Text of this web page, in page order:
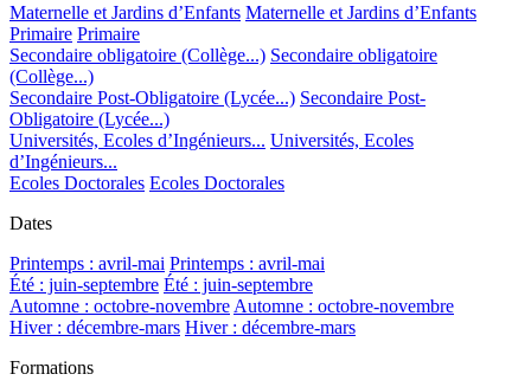
Maternelle et Jardins d’Enfants Maternelle et Jardins d’Enfants
Primaire Primaire
Secondaire obligatoire (Collège...) Secondaire obligatoire
(Collège...)
Secondaire Post-Obligatoire (Lycée...) Secondaire Post-
Obligatoire (Lycée...)
Universités, Ecoles d’Ingénieurs... Universités, Ecoles
d’Ingénieurs...
Ecoles Doctorales Ecoles Doctorales
Dates
Printemps : avril-mai Printemps : avril-mai
Été : juin-septembre Été : juin-septembre
Automne : octobre-novembre Automne : octobre-novembre
Hiver : décembre-mars Hiver : décembre-mars
Formations